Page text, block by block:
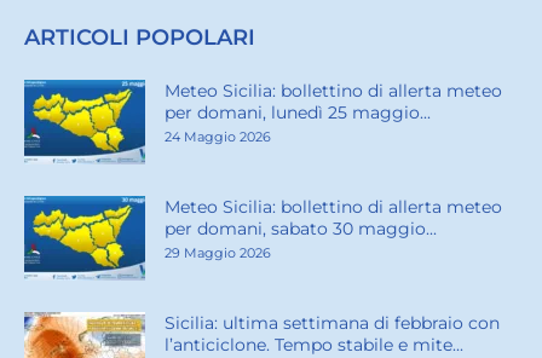
ARTICOLI POPOLARI
Meteo Sicilia: bollettino di allerta meteo
per domani, lunedì 25 maggio...
24 Maggio 2026
Meteo Sicilia: bollettino di allerta meteo
per domani, sabato 30 maggio...
29 Maggio 2026
Sicilia: ultima settimana di febbraio con
l’anticiclone. Tempo stabile e mite...